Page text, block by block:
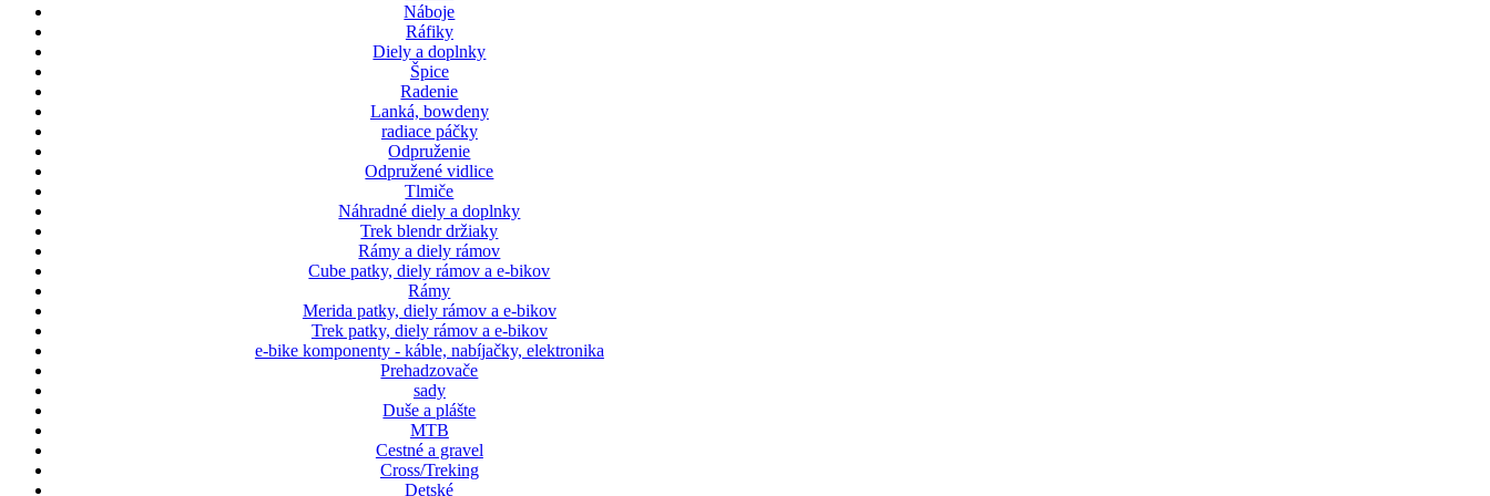
Náboje
Ráfiky
Diely a doplnky
Špice
Radenie
Lanká, bowdeny
radiace páčky
Odpruženie
Odpružené vidlice
Tlmiče
Náhradné diely a doplnky
Trek blendr držiaky
Rámy a diely rámov
Cube patky, diely rámov a e-bikov
Rámy
Merida patky, diely rámov a e-bikov
Trek patky, diely rámov a e-bikov
e-bike komponenty - káble, nabíjačky, elektronika
Prehadzovače
sady
Duše a plášte
MTB
Cestné a gravel
Cross/Treking
Detské